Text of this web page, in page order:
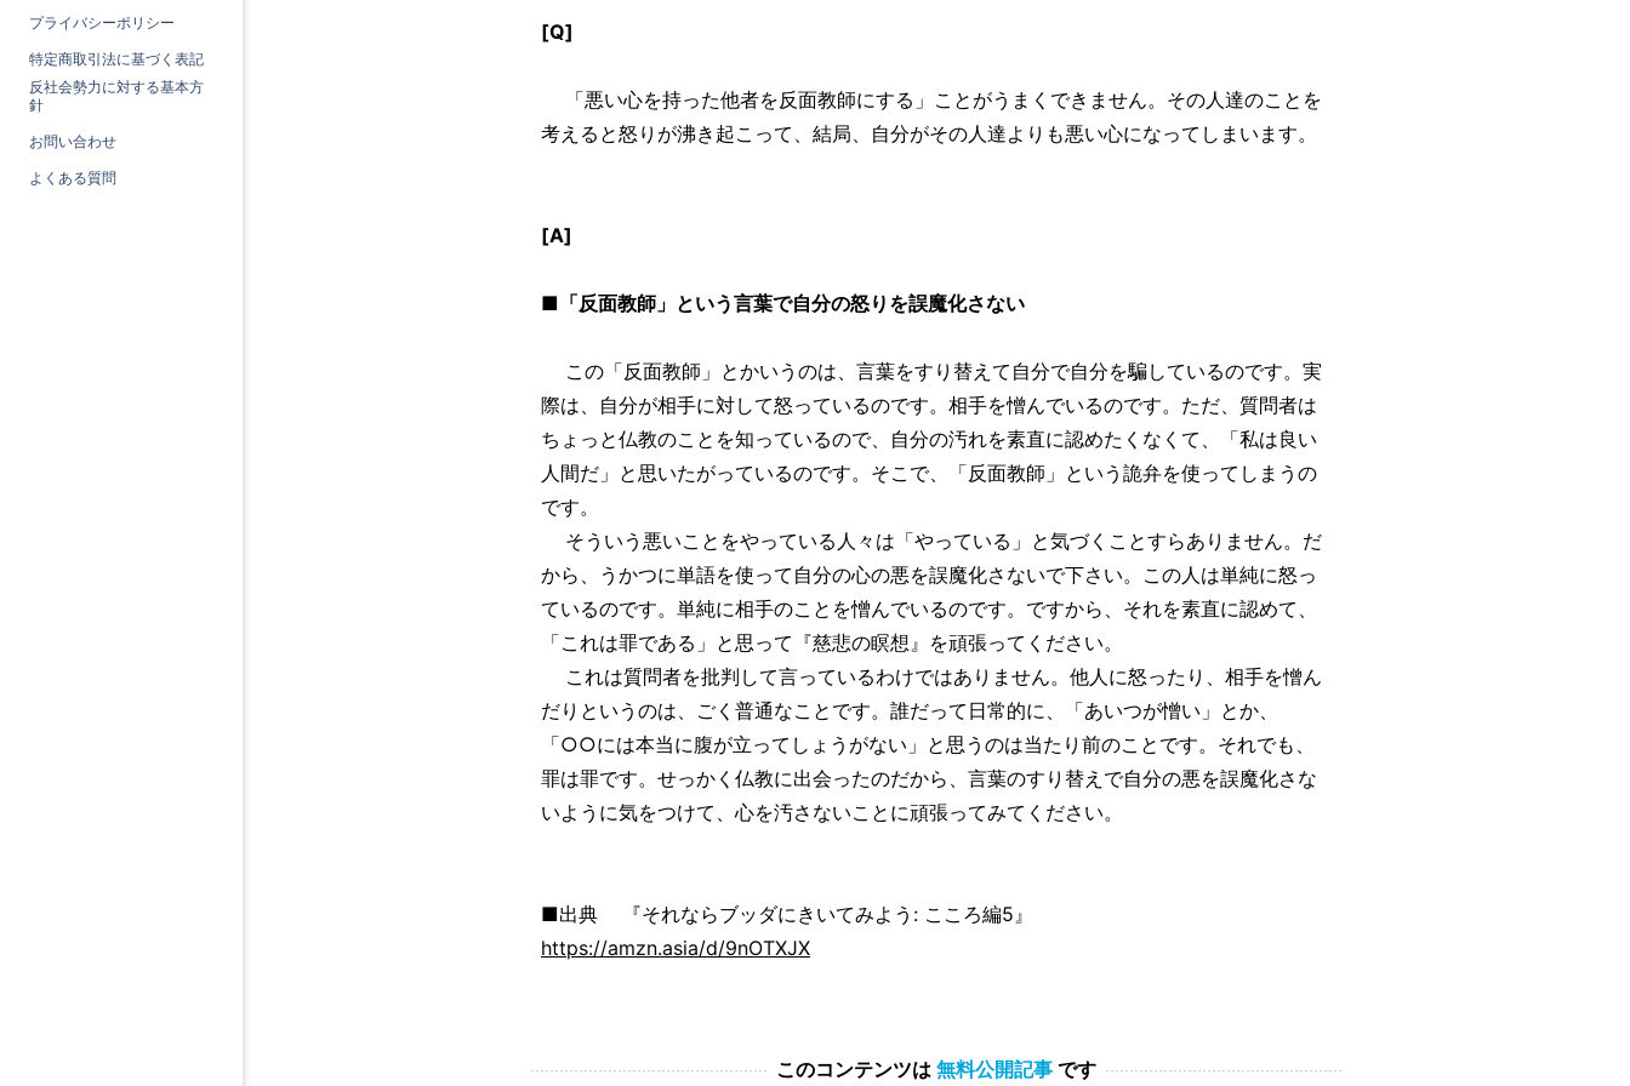
プライバシーポリシー
特定商取引法に基づく表記
反社会勢力に対する基本方
針
お問い合わせ
よくある質問
[Q]
「悪い心を持った他者を反面教師にする」ことがうまくできません。その人達のことを
考えると怒りが沸き起こって、結局、自分がその人達よりも悪い心になってしまいます。
[A]
■「反面教師」という言葉で自分の怒りを誤魔化さない
この「反面教師」とかいうのは、言葉をすり替えて自分で自分を騙しているのです。実
際は、自分が相手に対して怒っているのです。相手を憎んでいるのです。ただ、質問者は
ちょっと仏教のことを知っているので、自分の汚れを素直に認めたくなくて、「私は良い
人間だ」と思いたがっているのです。そこで、「反面教師」という詭弁を使ってしまうの
です。
そういう悪いことをやっている人々は「やっている」と気づくことすらありません。だ
から、うかつに単語を使って自分の心の悪を誤魔化さないで下さい。この人は単純に怒っ
ているのです。単純に相手のことを憎んでいるのです。ですから、それを素直に認めて、
「これは罪である」と思って『慈悲の瞑想』を頑張ってください。
これは質問者を批判して言っているわけではありません。他人に怒ったり、相手を憎ん
だりというのは、ごく普通なことです。誰だって日常的に、「あいつが憎い」とか、
「○○には本当に腹が立ってしょうがない」と思うのは当たり前のことです。それでも、
罪は罪です。せっかく仏教に出会ったのだから、言葉のすり替えで自分の悪を誤魔化さな
いように気をつけて、心を汚さないことに頑張ってみてください。
■出典 『それならブッダにきいてみよう: こころ編5』
https://amzn.asia/d/9nOTXJX
このコンテンツは 無料公開記事 です